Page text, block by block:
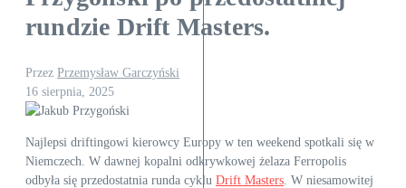
rundzie Drift Masters.
Przez Przemysław Garczyński
16 sierpnia, 2025
Najlepsi driftingowi kierowcy Europy w ten weekend spotkali się w
Niemczech. W dawnej kopalni odkrywkowej żelaza Ferropolis
odbyła się przedostatnia runda cyklu Drift Masters . W niesamowitej